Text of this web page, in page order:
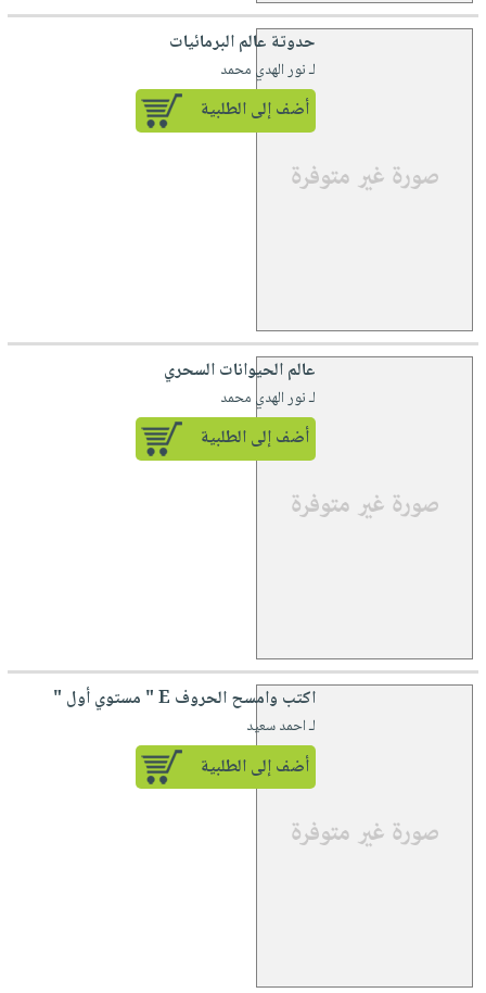
حدوتة عالم البرمائيات
لـ نور الهدي محمد
أضف إلى الطلبية
عالم الحيوانات السحري
لـ نور الهدي محمد
أضف إلى الطلبية
اكتب وامسح الحروف E " مستوي أول "
لـ احمد سعيد
أضف إلى الطلبية